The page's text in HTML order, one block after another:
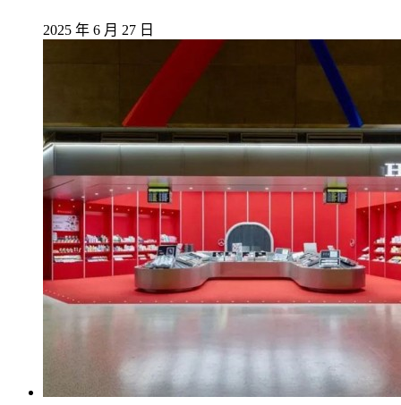
2025 年 6 月 27 日